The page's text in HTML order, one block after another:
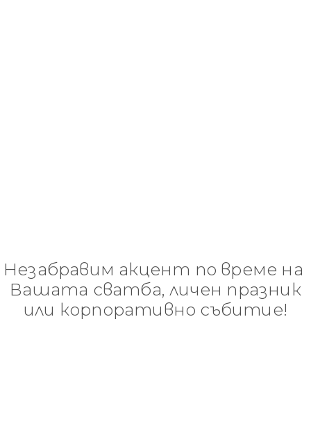
Незабравим акцент по време на
Вашата сватба, личен празник
или корпоративно събитие!